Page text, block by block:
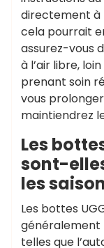
directement à
cela pourrait
assurez-vous
à l’air libre,
prenant soin
vous
maintiendrez
Les
sont-
les
Les bottes
généralement
telles que